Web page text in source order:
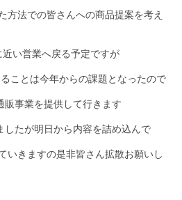
方法での皆さんへの商品提案を考え
い営業へ戻る予定ですが
ことは今年からの課題となったので
事業を提供して行きます
したが明日から内容を詰め込んで
いきますの是非皆さん拡散お願いし